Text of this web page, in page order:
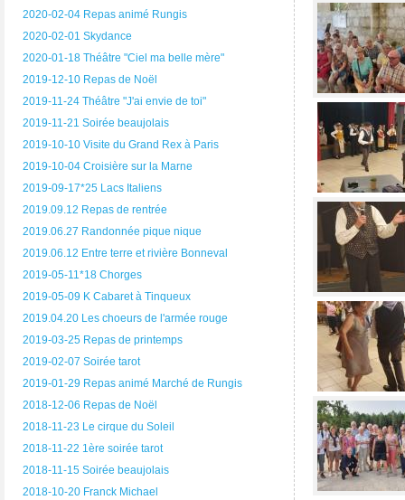
2020-02-04 Repas animé Rungis
2020-02-01 Skydance
2020-01-18 Théâtre "Ciel ma belle mère"
2019-12-10 Repas de Noël
2019-11-24 Théâtre "J'ai envie de toi"
2019-11-21 Soirée beaujolais
2019-10-10 Visite du Grand Rex à Paris
2019-10-04 Croisière sur la Marne
2019-09-17*25 Lacs Italiens
2019.09.12 Repas de rentrée
2019.06.27 Randonnée pique nique
2019.06.12 Entre terre et rivière Bonneval
2019-05-11*18 Chorges
2019-05-09 K Cabaret à Tinqueux
2019.04.20 Les choeurs de l'armée rouge
2019-03-25 Repas de printemps
2019-02-07 Soirée tarot
2019-01-29 Repas animé Marché de Rungis
2018-12-06 Repas de Noël
2018-11-23 Le cirque du Soleil
2018-11-22 1ère soirée tarot
2018-11-15 Soirée beaujolais
2018-10-20 Franck Michael